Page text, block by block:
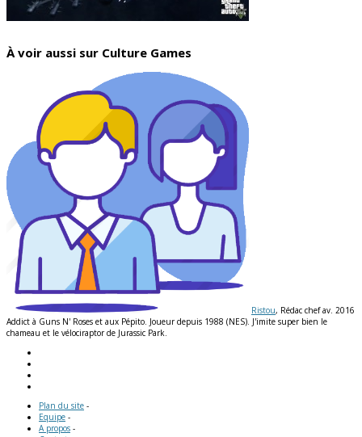
À voir aussi sur Culture Games
Ristou, Rédac chef av. 2016
Addict à Guns N' Roses et aux Pépito. Joueur depuis 1988 (NES). J'imite super bien le
chameau et le vélociraptor de Jurassic Park.
Plan du site -
Equipe -
A propos -